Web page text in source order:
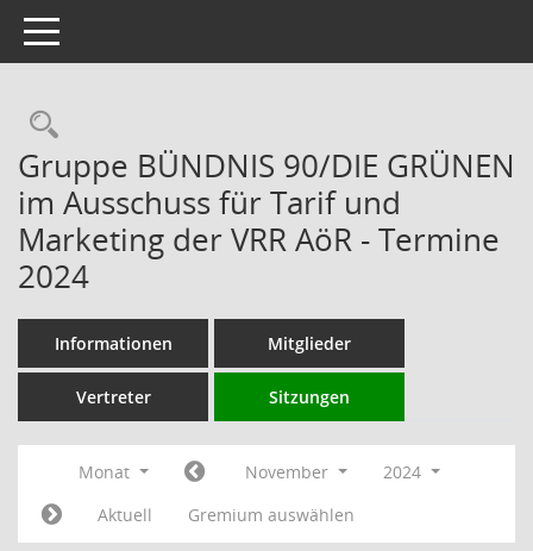
Toggle navigation
Rechercheauswahl
Gruppe BÜNDNIS 90/DIE GRÜNEN
im Ausschuss für Tarif und
Marketing der VRR AöR - Termine
2024
Informationen Mitglieder
Vertreter Sitzungen
Monat November
2024
Aktuell
Gremium auswählen